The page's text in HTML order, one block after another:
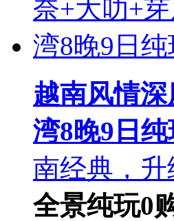
越南风情
湾8晚9日
南经典，
全景纯玩0